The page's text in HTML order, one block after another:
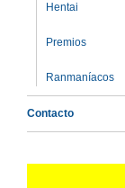
Hentai
Premios
Ranmaníacos
Contacto